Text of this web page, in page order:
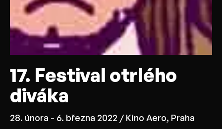
17. Festival otrlého
diváka
28. února - 6. března 2022 / Kino Aero, Praha